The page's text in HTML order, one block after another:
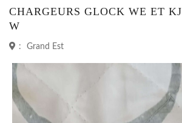
CHARGEURS GLOCK WE ET KJ
W
: Grand Est